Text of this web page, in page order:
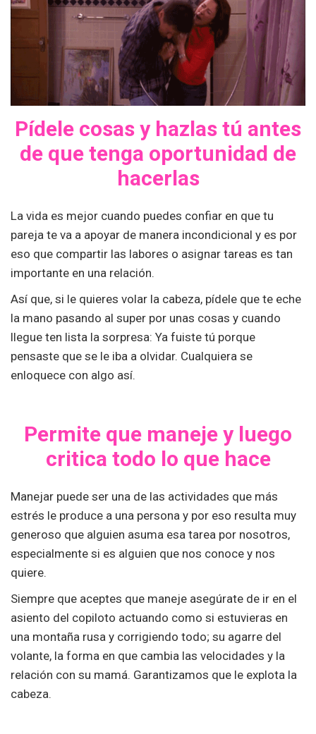
Pídele cosas y hazlas tú antes
de que tenga oportunidad de
hacerlas
La vida es mejor cuando puedes confiar en que tu
pareja te va a apoyar de manera incondicional y es por
eso que compartir las labores o asignar tareas es tan
importante en una relación.
Así que, si le quieres volar la cabeza, pídele que te eche
la mano pasando al super por unas cosas y cuando
llegue ten lista la sorpresa: Ya fuiste tú porque
pensaste que se le iba a olvidar. Cualquiera se
enloquece con algo así.
Permite que maneje y luego
critica todo lo que hace
Manejar puede ser una de las actividades que más
estrés le produce a una persona y por eso resulta muy
generoso que alguien asuma esa tarea por nosotros,
especialmente si es alguien que nos conoce y nos
quiere.
Siempre que aceptes que maneje asegúrate de ir en el
asiento del copiloto actuando como si estuvieras en
una montaña rusa y corrigiendo todo; su agarre del
volante, la forma en que cambia las velocidades y la
relación con su mamá. Garantizamos que le explota la
cabeza.